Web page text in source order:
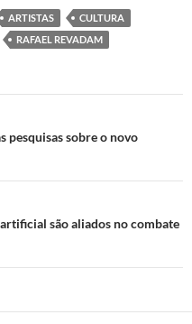
ARTISTAS
CULTURA
RAFAEL REVADAM
pesquisas sobre o novo
são aliados no combate